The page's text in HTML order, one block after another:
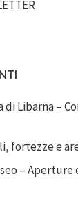
di Libarna –
fortezze e
– Aperture